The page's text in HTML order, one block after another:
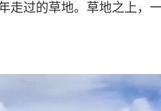
走过的草地。草地之上，